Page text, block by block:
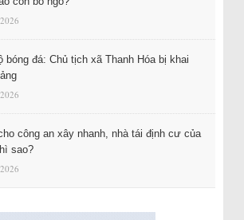
bóng đá: Chủ tịch xã Thanh Hóa bị khai
công an xây nhanh, nhà tái định cư của
sao?